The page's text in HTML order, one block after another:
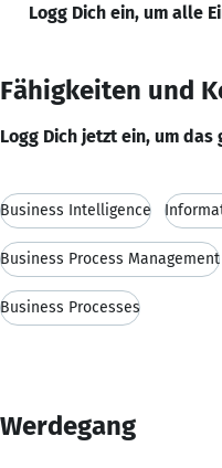
Logg Dich ein, um alle
Fähigkeiten und
Logg Dich jetzt ein, um das
Business Intelligence
Business Process Management
Business Processes
Werdegang